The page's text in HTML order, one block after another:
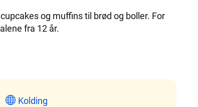
og muffins til brød og boller. For
fra 12 år.
Kolding